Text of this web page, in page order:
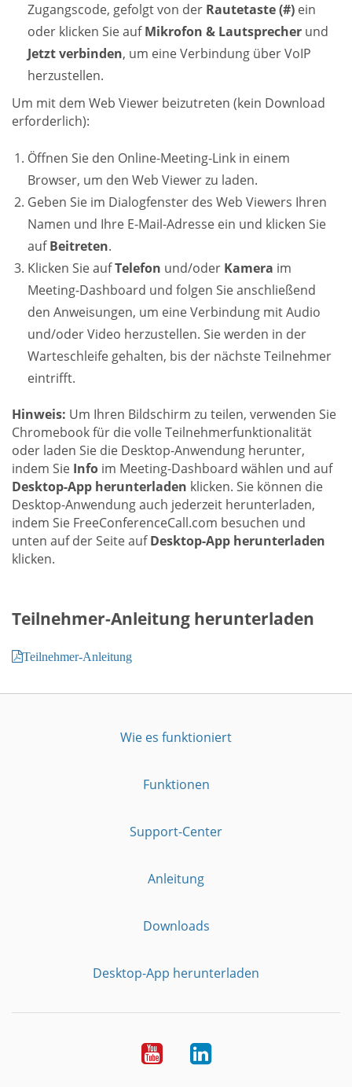
Zugangscode, gefolgt von der Rautetaste (#) ein
oder klicken Sie aufMikrofon & Lautsprecher und
Jetzt verbinden, um eine Verbindung über VoIP
herzustellen.
Um mit dem Web Viewer beizutreten (kein Download
erforderlich):
Öffnen Sie den Online-Meeting-Link in einem
Browser, um den Web Viewer zu laden.
Geben Sie im Dialogfenster des Web Viewers Ihren
Namen und Ihre E-Mail-Adresse ein und klicken Sie
aufBeitreten.
Klicken Sie aufTelefon und/oder Kamera im
Meeting-Dashboard und folgen Sie anschließend
den Anweisungen, um eine Verbindung mit Audio
und/oder Video herzustellen. Sie werden in der
Warteschleife gehalten, bis der nächste Teilnehmer
eintrifft.
Hinweis: Um Ihren Bildschirm zu teilen, verwenden Sie
Chromebook für die volle Teilnehmerfunktionalität
oder laden Sie die Desktop-Anwendung herunter,
indem Sie Info im Meeting-Dashboard wählen und auf
Desktop-App herunterladen klicken. Sie können die
Desktop-Anwendung auch jederzeit herunterladen,
indem Sie FreeConferenceCall.com besuchen und
unten auf der Seite aufDesktop-App herunterladen
klicken.
Teilnehmer-Anleitung herunterladen
Teilnehmer-Anleitung
Wie es funktioniert
Funktionen
Support-Center
Anleitung
Downloads
Desktop-App herunterladen
YouTubeLinkedIn